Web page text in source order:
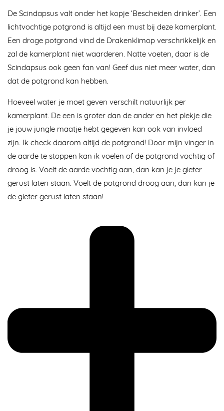
De Scindapsus valt onder het kopje ‘Bescheiden drinker’. Een
lichtvochtige potgrond is altijd een must bij deze kamerplant.
Een droge potgrond vind de Drakenklimop verschrikkelijk en
zal de kamerplant niet waarderen. Natte voeten, daar is de
Scindapsus ook geen fan van! Geef dus niet meer water, dan
dat de potgrond kan hebben.
Hoeveel water je moet geven verschilt natuurlijk per
kamerplant. De een is groter dan de ander en het plekje die
je jouw jungle maatje hebt gegeven kan ook van invloed
zijn. Ik check daarom altijd de potgrond! Door mijn vinger in
de aarde te stoppen kan ik voelen of de potgrond vochtig of
droog is. Voelt de aarde vochtig aan, dan kan je je gieter
gerust laten staan. Voelt de potgrond droog aan, dan kan je
de gieter gerust laten staan!